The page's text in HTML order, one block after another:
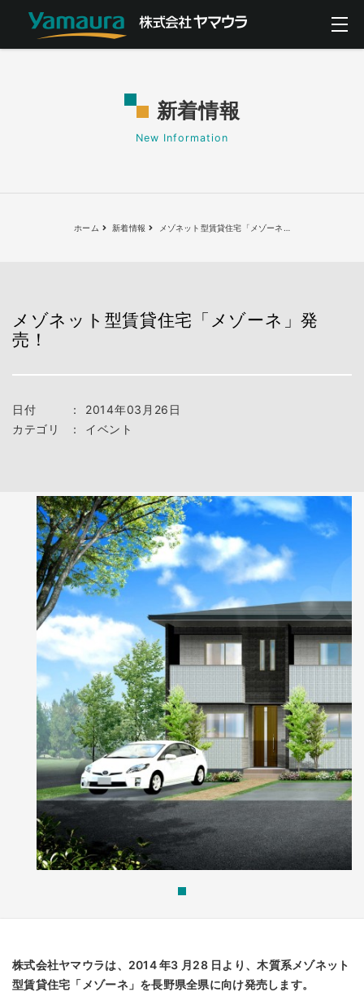
新着情報
New Information
ホーム 新着情報 メゾネット型賃貸住宅「メゾーネ
メゾネット型賃貸住宅「メゾーネ」発
売！
日付 ：
2014年03月26日
カテゴリ
： イベント
株式会社ヤマウラは、2014 年3 月28 日より、木質系メゾネット
型賃貸住宅「メゾーネ」を長野県全県に向け発売します。